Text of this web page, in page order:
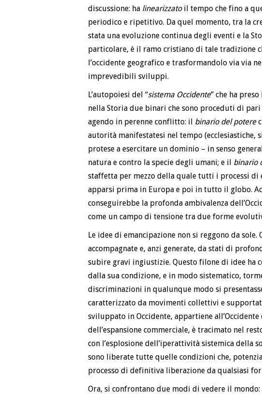
discussione: ha linearizzatoil tempo che fino a
periodico e ripetitivo. Da quel momento, tra la
stata una evoluzione continua degli eventi e la
particolare, è il ramo cristiano di tale tradizione
l’occidente geografico e trasformandolo via via
imprevedibili sviluppi.
L’autopoiesi del “sistema Occidente” che ha
nella Storia due binari che sono proceduti di
agendo in perenne conflitto: il binario del potere
autorità manifestatesi nel tempo (ecclesiastiche,
protese a esercitare un dominio – in senso
natura e contro la specie degli umani; e il binario
staffetta per mezzo della quale tutti i processi di
apparsi prima in Europa e poi in tutto il globo.
conseguirebbe la profonda ambivalenza
come un campo di tensione tra due forme
Le idee di emancipazione non si reggono da sole.
accompagnate e, anzi generate, da stati di
subire gravi ingiustizie. Questo filone di idee ha
dalla sua condizione, e in modo sistematico,
discriminazioni in qualunque modo si
caratterizzato da movimenti collettivi e
sviluppato in Occidente, appartiene
dell’espansione commerciale, è tracimato nel
con l’esplosione dell’iperattività sistemica della
sono liberate tutte quelle condizioni che,
processo di definitiva liberazione da qualsiasi
Ora, si confrontano due modi di vedere il